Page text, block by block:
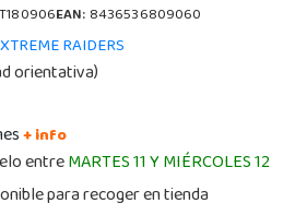
EAN:8436536809060
XTREME RAIDERS
orientativa)
+ info
entreMARTES 11 Y MIÉRCOLES 12
para recoger en tienda